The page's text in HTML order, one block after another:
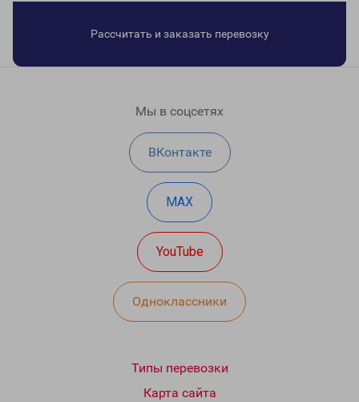
Рассчитать и заказать перевозку
Мы в соцсетях
ВКонтакте
MAX
YouTube
Одноклассники
Типы перевозки
Карта сайта